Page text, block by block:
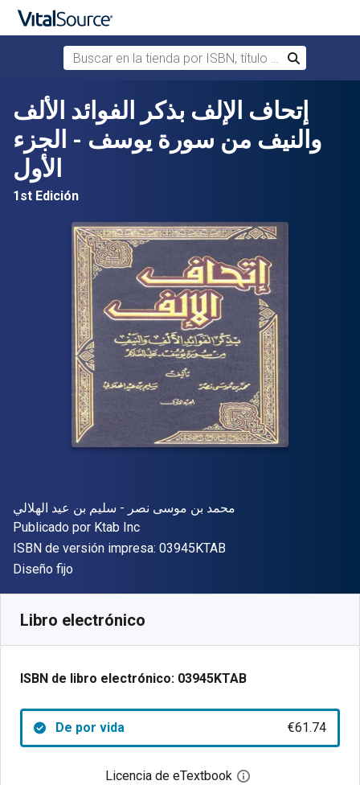
Saltar al contenido principal
Buscar en la tienda por ISBN, título o autor
Buscar
إتحاف الإلف بذكر الفوائد الألف
والنيف من سورة يوسف - الجزء
الأول
1st Edición
Autor(es)
محمد بن موسى نصر - سليم بن عيد الهلالي
Editorial
Publicado por Ktab Inc
ISBN de versión impresa: 03945KTAB"ISBN-13 03945KTAB"
Formato
Diseño fijo
Libro electrónico
ISBN de libro electrónico: 03945KTAB
De por vida €61.74
Licencia de eTextbook Abre el cuadro de